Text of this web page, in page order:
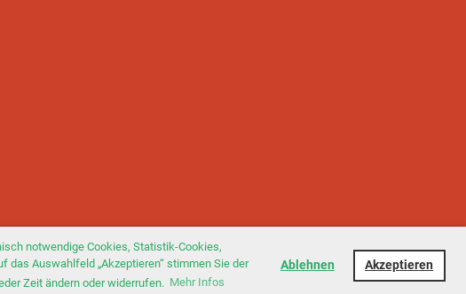
notwendige Cookies, Statistik-Cookies,
das Auswahlfeld „Akzeptieren“ stimmen Sie der
Zeit ändern oder widerrufen. Mehr Infos
Ablehnen Akzeptieren